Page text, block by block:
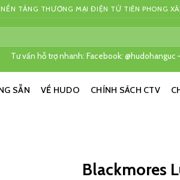
TẢNG THƯƠNG MẠI ĐIỆN TỬ TIÊN PHONG
Tư vấn hỗ trợ nhanh: Facebook: @hudohanguc
SẴN VỀ HUDO CHÍNH SÁCH CTV
Blackmores